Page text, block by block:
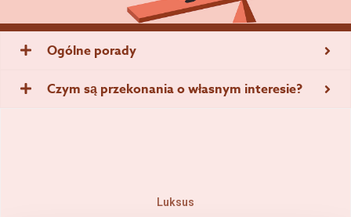
Ogólne porady
Czym są przekonania o własnym interesie?
Luksus